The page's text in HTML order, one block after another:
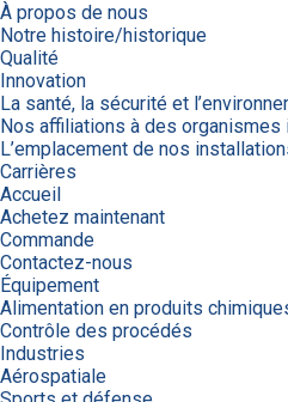
À propos de nous
Notre histoire/historique
Qualité
Innovation
La santé, la sécurité et
Nos affiliations à des organismes
L’emplacement de nos
Carrières
Accueil
Achetez maintenant
Commande
Contactez-nous
Équipement
Alimentation en produits
Contrôle des procédés
Industries
Aérospatiale